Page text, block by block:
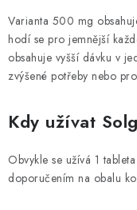
Varianta 500 mg
hodí se pro jemnější
obsahuje vyšší dávku v
zvýšené potřeby nebo
Kdy užívat
Obvykle se užívá 1
doporučením na obalu